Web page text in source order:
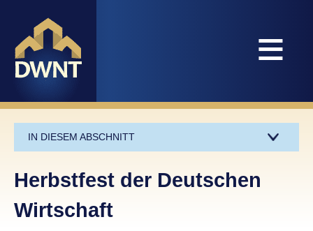
≡
IN DIESEM ABSCHNITT
Herbstfest der Deutschen
Wirtschaft